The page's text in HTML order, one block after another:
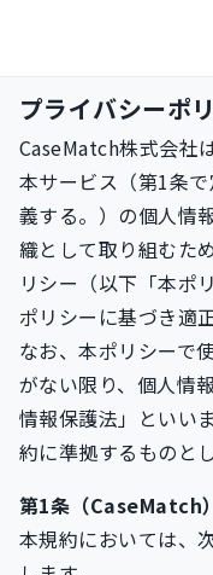
プライバシーポ
CaseMatch株式会社
本サービス（第1条
義する。）の個人情
織として取り組むた
リシー（以下「本ポ
ポリシーに基づき適
なお、本ポリシーで
がない限り、個人情
情報保護法」といい
約に準拠するものとし
第1条（CaseMatch）
本規約においては、